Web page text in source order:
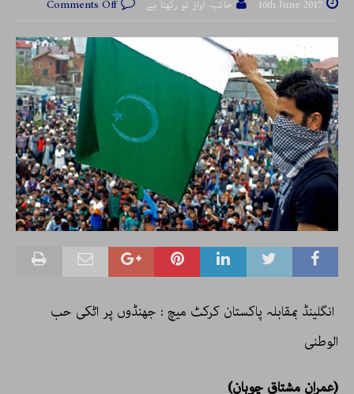
16th June 2017 حاشیہ آواز تو رکھتا ہے Comments Off
انگلینڈ بمقابلہ پاکستان کرکٹ میچ : جھنڈوں پر اٹکی حب
الوطنی
(عمران مشتاق چوہان)